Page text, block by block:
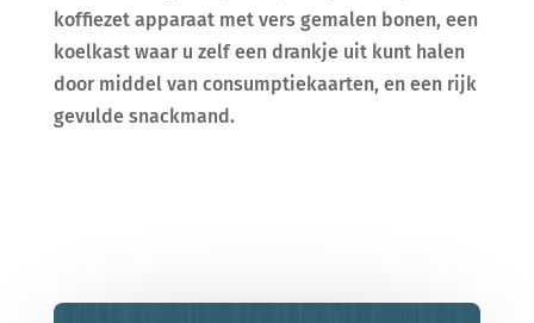
koffiezet apparaat met vers gemalen bonen, een
koelkast waar u zelf een drankje uit kunt halen
door middel van consumptiekaarten, en een rijk
gevulde snackmand.